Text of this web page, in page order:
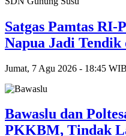
Satgas Pamtas RI-
Napua Jadi Tendik
Jumat, 7 Agu 2026 - 18:45 WIB
Bawaslu dan
PKKBM, Tindak